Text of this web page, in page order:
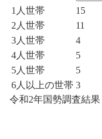
1人世帯
15
2人世帯
11
3人世帯
4
4人世帯
5
5人世帯
5
6人以上の世帯 3
令和2年国勢調査結果